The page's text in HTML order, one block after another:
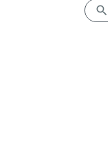
search